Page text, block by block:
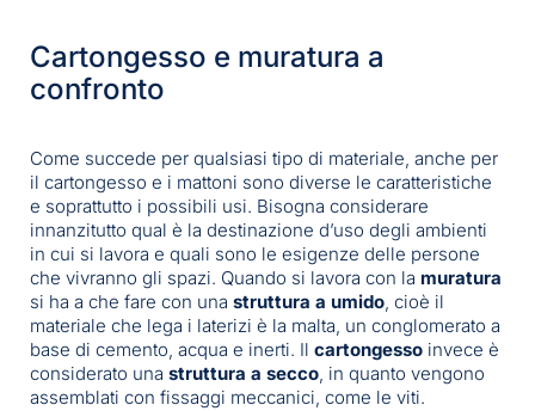
Cartongesso e muratura a
confronto
Come succede per qualsiasi tipo di materiale, anche per
il cartongesso e i mattoni sono diverse le caratteristiche
e soprattutto i possibili usi. Bisogna considerare
innanzitutto qual è la destinazione d’uso degli ambienti
in cui si lavora e quali sono le esigenze delle persone
che vivranno gli spazi. Quando si lavora con la muratura
si ha a che fare con una struttura a umido, cioè il
materiale che lega i laterizi è la malta, un conglomerato a
base di cemento, acqua e inerti. Il cartongesso invece è
considerato una struttura a secco, in quanto vengono
assemblati con fissaggi meccanici, come le viti.